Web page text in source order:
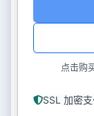
点击购
SSL 加密